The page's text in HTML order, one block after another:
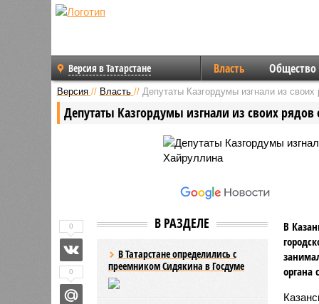
Версия в Татарстане Власть Общество
Версия // Власть // Депутаты Казгордумы изгнали из
Депутаты Казгордумы изгнали из своих
В РАЗДЕЛЕ
В Татарстане определились с
преемником Сидякина в Госдуме
В
органа
0
0